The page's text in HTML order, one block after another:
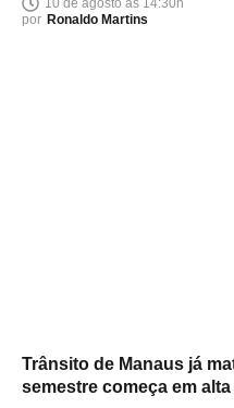
10 de agosto às 14:30h
por Ronaldo Martins
Trânsito de Manaus já
semestre começa em alta